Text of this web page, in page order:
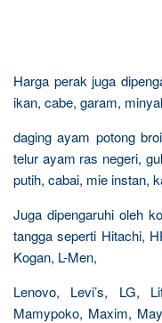
Harga perak juga
ikan, cabe, garam,
daging ayam potong
telur ayam ras negeri,
putih, cabai, mie instan,
Juga dipengaruhi oleh
tangga seperti Hitachi,
Kogan, L-Men,
Lenovo, Levi’s, LG,
Mamypoko, Maxim,